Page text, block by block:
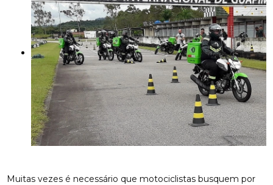
Muitas vezes é necessário que motociclistas busquem por